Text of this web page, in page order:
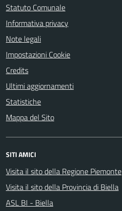
Statuto Comunale
Informativa privacy
Note legali
Impostazioni Cookie
Credits
Ultimi aggiornamenti
Statistiche
Mappa del Sito
SITI AMICI
Visita il sito della Regione Piemonte
Visita il sito della Provincia di Biella
ASL BI - Biella